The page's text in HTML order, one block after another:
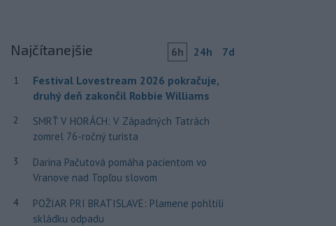
Najčítanejšie 6h 24h 7d
1
Festival Lovestream 2026 pokračuje,
druhý deň zakončil Robbie Williams
2
SMRŤ V HORÁCH: V Západných Tatrách
zomrel 76-ročný turista
3
Darina Pačutová pomáha pacientom vo
Vranove nad Topľou slovom
4
POŽIAR PRI BRATISLAVE: Plamene pohltili
skládku odpadu